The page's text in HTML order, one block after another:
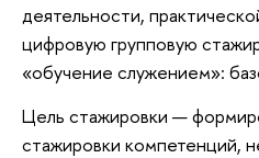
деятельности,
цифровую групповую
«обучение служением»:
Цель стажировки —
стажировки компетенций,